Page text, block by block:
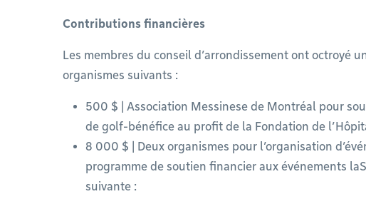
Contributions financières
Les membres du conseil d’arrondissement ont octroyé
organismes suivants :
500 $ | Association Messinese de Montréal pour
de golf-bénéfice au profit de la Fondation de
8 000 $ | Deux organismes pour l’organisation
programme de soutien financier aux événements
suivante :